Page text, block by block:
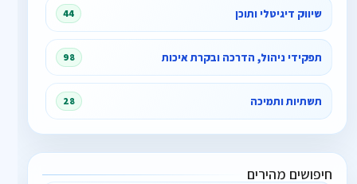
שיווק דיגיטלי ותוכן 44
תפקידי ניהול, הדרכה ובקרת איכות 98
תשתיות ותמיכה 28
חיפושים מהירים